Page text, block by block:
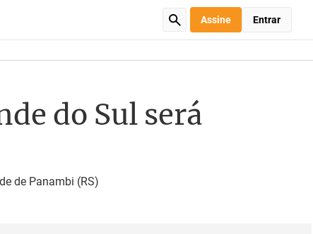
Assine Entrar
do Sul será
de Panambi (RS)